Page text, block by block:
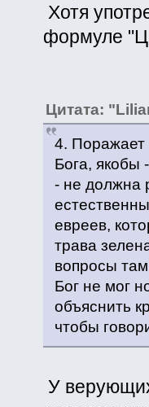
Хотя
формуле
Цитата:
4. Поражает
Бога, якобы
- не должна
евреев,
трава
вопросы
Бог не мог
объяснить
чтобы
У